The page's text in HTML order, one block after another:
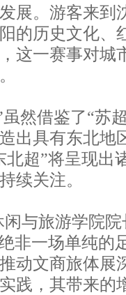
展。游客来到
的历史文化、
这一赛事对城
然借鉴了“苏
出具有东北地
北超”将呈现出
续关注。
与旅游学院
非一场单纯的
动文商旅体展
践，其带来的